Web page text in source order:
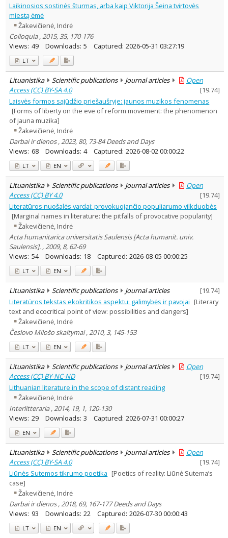
Laikinosios sostinės šturmas, arba kaip Viktorija Šeina tvirtovės
miestą ėmė
Žakevičienė, Indrė
Colloquia , 2015, 35, 170-176
Views: 49 Downloads: 5 Captured: 2026-05-31 03:27:19
LT
Lituanistika Scientific publications Journal articles
Open
Access (CC) BY-SA 4.0
[19.74]
Laisvės formos sąjūdžio priešaušryje: jaunos muzikos fenomenas
[Forms of liberty on the eve of reform movement: the phenomenon
of jauna muzika]
Žakevičienė, Indrė
Darbai ir dienos , 2023, 80, 73-84 Deeds and Days
Views: 68 Downloads: 4 Captured: 2026-08-02 00:00:22
LT EN
Lituanistika Scientific publications Journal articles
Open
Access (CC) BY 4.0
[19.74]
Literatūros nuošalės vardai: provokuojančio populiarumo vilkduobės
[Marginal names in literature: the pitfalls of provocative popularity]
Žakevičienė, Indrė
Acta humanitarica universitatis Saulensis [Acta humanit. univ.
Saulensis]. , 2009, 8, 62-69
Views: 54 Downloads: 18 Captured: 2026-08-05 00:00:25
LT EN
Lituanistika Scientific publications Journal articles [19.74]
Literatūros tekstas ekokritikos aspektu: galimybės ir pavojai [Literary
text and ecocritical point of view: possibilities and dangers]
Žakevičienė, Indrė
Česlovo Milošo skaitymai , 2010, 3, 145-153
LT EN
Lituanistika Scientific publications Journal articles
Open
Access (CC) BY-NC-ND
[19.74]
Lithuanian literature in the scope of distant reading
Žakevičienė, Indrė
Interlitteraria , 2014, 19, 1, 120-130
Views: 29 Downloads: 3 Captured: 2026-07-31 00:00:27
EN
Lituanistika Scientific publications Journal articles
Open
Access (CC) BY-SA 4.0
[19.74]
Liūnės Sutemos tikrumo poetika [Poetics of reality: Liūnė Sutema’s
case]
Žakevičienė, Indrė
Darbai ir dienos , 2018, 69, 167-177 Deeds and Days
Views: 93 Downloads: 22 Captured: 2026-07-30 00:00:43
LT EN